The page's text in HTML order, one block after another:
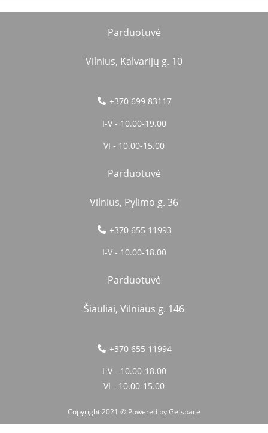
Parduotuvė
Vilnius, Kalvarijų g. 10
+370 699 83117
I-V - 10.00-19.00
VI - 10.00-15.00
Parduotuvė
Vilnius, Pylimo g. 36
+370 655 11993
I-V - 10.00-18.00
Parduotuvė
Šiauliai, Vilniaus g. 146
+370 655 11994
I-V - 10.00-18.00
VI - 10.00-15.00
Copyright 2021 © Powered byGetspace